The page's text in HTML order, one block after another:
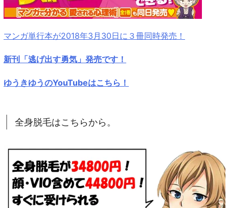
マンガ単行本が2018年3月30日に３冊同時発売！
新刊「逃げ出す勇気」発売です！
ゆうきゆうのYouTubeはこちら！
全身脱毛はこちらから。